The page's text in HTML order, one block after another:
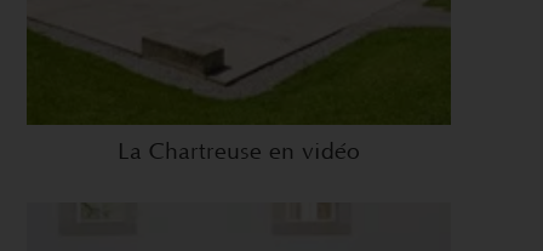
La Chartreuse en vidéo